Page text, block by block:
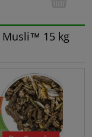
Musli™ 15 kg